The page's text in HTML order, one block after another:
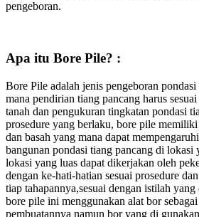
pengeboran.
Apa itu Bore Pile? :
Bore Pile adalah jenis pengeboran
mana pendirian tiang pancang harus
tanah dan pengukuran tingkatan pondasi
prosedure yang berlaku, bore pile
dan basah yang mana dapat
bangunan pondasi tiang pancang di lokasi
lokasi yang luas dapat dikerjakan oleh
dengan ke-hati-hatian sesuai prosedure
tiap tahapannya,sesuai dengan istilah
bore pile ini menggunakan alat bor
pembuatannya namun bor yang di